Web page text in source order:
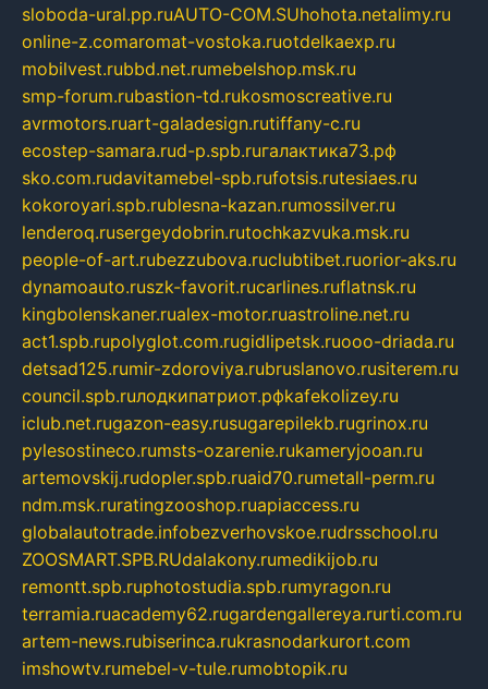
sloboda-ural.pp.ruAUTO-COM.SUhohota.netalimy.ru
online-z.comaromat-vostoka.ruotdelkaexp.ru
mobilvest.rubbd.net.rumebelshop.msk.ru
smp-forum.rubastion-td.rukosmoscreative.ru
avrmotors.ruart-galadesign.rutiffany-c.ru
ecostep-samara.rud-p.spb.ruгалактика73.рф
sko.com.rudavitamebel-spb.rufotsis.rutesiaes.ru
kokoroyari.spb.rublesna-kazan.rumossilver.ru
lenderoq.rusergeydobrin.rutochkazvuka.msk.ru
people-of-art.rubezzubova.ruclubtibet.ruorior-aks.ru
dynamoauto.ruszk-favorit.rucarlines.ruflatnsk.ru
kingbolenskaner.rualex-motor.ruastroline.net.ru
act1.spb.rupolyglot.com.rugidlipetsk.ruooo-driada.ru
detsad125.rumir-zdoroviya.rubruslanovo.rusiterem.ru
council.spb.ruлодкипатриот.рфkafekolizey.ru
iclub.net.rugazon-easy.rusugarepilekb.rugrinox.ru
pylesostineco.rumsts-ozarenie.rukameryjooan.ru
artemovskij.rudopler.spb.ruaid70.rumetall-perm.ru
ndm.msk.ruratingzooshop.ruapiaccess.ru
globalautotrade.infobezverhovskoe.rudrsschool.ru
ZOOSMART.SPB.RUdalakony.rumedikijob.ru
remontt.spb.ruphotostudia.spb.rumyragon.ru
terramia.ruacademy62.rugardengallereya.rurti.com.ru
artem-news.rubiserinca.rukrasnodarkurort.com
imshowtv.rumebel-v-tule.rumobtopik.ru